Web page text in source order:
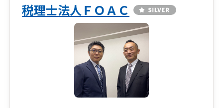
税理士法人ＦＯＡＣ